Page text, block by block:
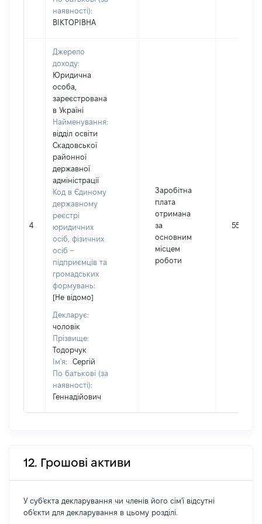
наявності):
ВІКТОРІВНА
4
Джерело
доходу:
Юридична
особа,
зареєстрована
в Україні
Найменування:
відділ освіти
Скадовської
районної
державної
адміністрації
Код в Єдиному
державному
реєстрі
юридичних
осіб, фізичних
осіб –
підприємців та
громадських
формувань:
[Не відомо]
Декларує:
чоловік
Прізвище:
Тодорчук
Ім'я:
Сергій
По батькові (за
наявності):
Геннадійович
Заробітна
плата
отримана
за
основним
місцем
роботи
55622
12. Грошові активи
У суб'єкта декларування чи членів його сім'ї відсутні
об'єкти для декларування в цьому розділі.